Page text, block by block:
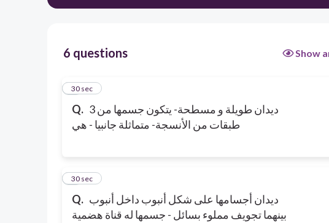
6 questions Show
Q. ديدان طويلة و مسطحة- يتكون جسمها من 3
طبقات من الأنسجة- متماثلة جانبيا - هي
1
30 sec
Q. ديدان أجسامها على شكل أنبوب داخل أنبوب
بينهما تجويف مملوء بسائل - جسمها له قناة هضمية
2
30 sec